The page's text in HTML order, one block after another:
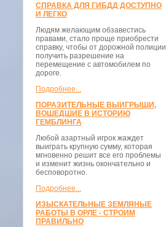
СПРАВКА ДЛЯ ГИБДД ДОСТУПНО
И ЛЕГКО
Людям желающим обзавестись
правами, стало проще приобрести
справку, чтобы от дорожной полиции
получить разрешение на
перемещение с автомобилем по
дороге.
Подробнее...
ПОРАЗИТЕЛЬНЫЕ ВЫИГРЫШИ,
ВОШЕДШИЕ В ИСТОРИЮ
ГЕМБЛИНГА
Любой азартный игрок жаждет
выиграть крупную сумму, которая
мгновенно решит все его проблемы
и изменит жизнь окончательно и
бесповоротно.
Подробнее...
ИЗЫСКАТЕЛЬНЫЕ ЗЕМЛЯНЫЕ
РАБОТЫ В ОРЛЕ - СТРОИМ
ПРАВИЛЬНО